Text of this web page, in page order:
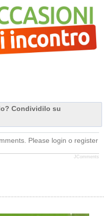
Condividilo su
Please login o register
JComments